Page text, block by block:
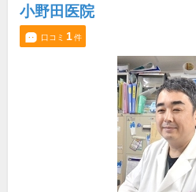
小野田医院
口コミ 1件